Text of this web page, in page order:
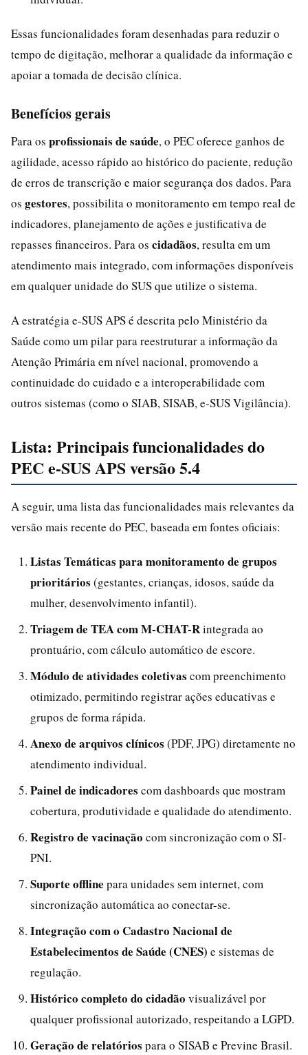
Essas funcionalidades foram desenhadas para reduzir o
tempo de digitação, melhorar a qualidade da informação e
apoiar a tomada de decisão clínica.
Benefícios gerais
Para os profissionais de saúde, o PEC oferece ganhos de
agilidade, acesso rápido ao histórico do paciente, redução
de erros de transcrição e maior segurança dos dados. Para
os gestores, possibilita o monitoramento em tempo real de
indicadores, planejamento de ações e justificativa de
repasses financeiros. Para os cidadãos, resulta em um
atendimento mais integrado, com informações disponíveis
em qualquer unidade do SUS que utilize o sistema.
A estratégia e-SUS APS é descrita pelo Ministério da
Saúde como um pilar para reestruturar a informação da
Atenção Primária em nível nacional, promovendo a
continuidade do cuidado e a interoperabilidade com
outros sistemas (como o SIAB, SISAB, e-SUS Vigilância).
Lista: Principais funcionalidades do
PEC e-SUS APS versão 5.4
A seguir, uma lista das funcionalidades mais relevantes da
versão mais recente do PEC, baseada em fontes oficiais:
Listas Temáticas para monitoramento de grupos
prioritários (gestantes, crianças, idosos, saúde da
mulher, desenvolvimento infantil).
Triagem de TEA com M-CHAT-Rintegrada ao
prontuário, com cálculo automático de escore.
Módulo de atividades coletivas com preenchimento
otimizado, permitindo registrar ações educativas e
grupos de forma rápida.
Anexo de arquivos clínicos (PDF, JPG) diretamente no
atendimento individual.
Painel de indicadores com dashboards que mostram
cobertura, produtividade e qualidade do atendimento.
Registro de vacinação com sincronização com o SI-
PNI.
Suporte offline para unidades sem internet, com
sincronização automática ao conectar-se.
Integração com o Cadastro Nacional de
Estabelecimentos de Saúde (CNES) e sistemas de
regulação.
Histórico completo do cidadão visualizável por
qualquer profissional autorizado, respeitando a LGPD.
Geração de relatórios para o SISAB e Previne Brasil.